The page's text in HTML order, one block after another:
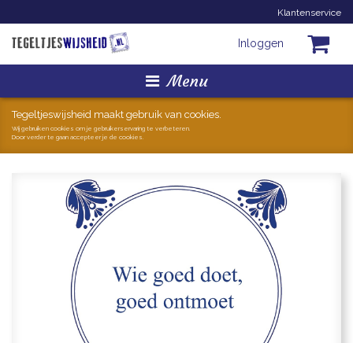
Klantenservice
Inloggen
Menu
Homepage
Tegeltjes
Mokken
Geschenkjes
Tegeltjeswijsheid maakt gebruik van cookies.
Wij gebruiken cookies om je gebruikerservaring te verbeteren.
Door verder te gaan accepteer je de cookies.